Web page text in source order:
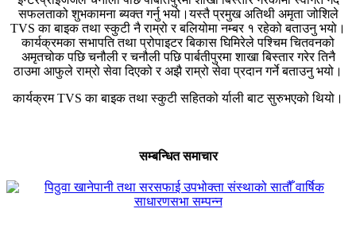
सफलताको शुभकामना ब्यक्त गर्नु भयो।यस्तै प्रमुख अतिथी अमृता जोशिले
TVS का बाइक तथा स्कुटी नै राम्रो र बलियोमा नम्बर १ रहेको बताउनु भयो।
कार्यक्रमका सभापति तथा प्रोपाइटर बिकास घिमिरेले पश्चिम चितवनको
अमृतचोक पछि चनौली र चनौली पछि पार्बतीपुरमा शाखा बिस्तार गरेर तिनै
ठाउमा आफुले राम्रो सेवा दिएको र अझै राम्रो सेवा प्रदान गर्ने बताउनु भयो।
कार्यक्रम TVS का बाइक तथा स्कुटी सहितको र्याली बाट सुरुभएको थियो।
सम्बन्धित समाचार